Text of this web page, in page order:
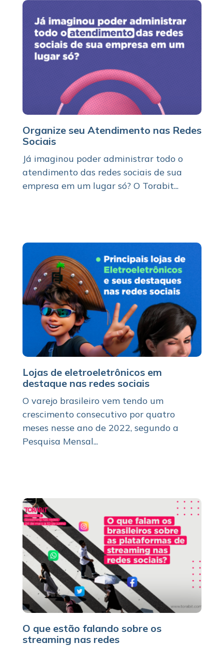
Organize seu Atendimento nas Redes
Sociais
Já imaginou poder administrar todo o
atendimento das redes sociais de sua
empresa em um lugar só? O Torabit...
Lojas de eletroeletrônicos em
destaque nas redes sociais
O varejo brasileiro vem tendo um
crescimento consecutivo por quatro
meses nesse ano de 2022, segundo a
Pesquisa Mensal...
O que estão falando sobre os
streaming nas redes